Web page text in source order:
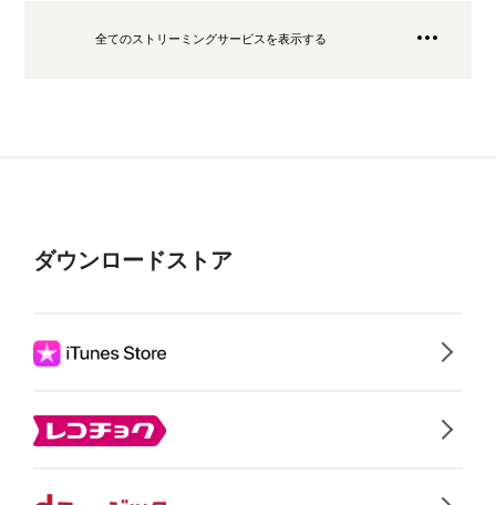
全てのストリーミングサービスを表示する
ダウンロードストア